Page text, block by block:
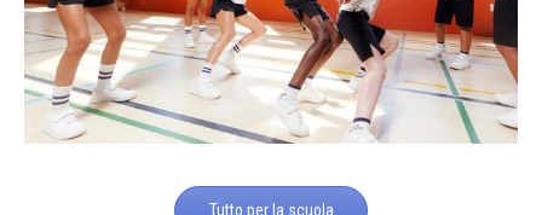
Tutto per la scuola